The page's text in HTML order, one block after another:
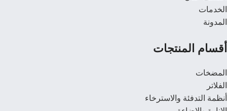
الخدمات
المدونة
أقسام المنتجات
المضخات
الفلاتر
أنظمة التدفئة والاسترخاء